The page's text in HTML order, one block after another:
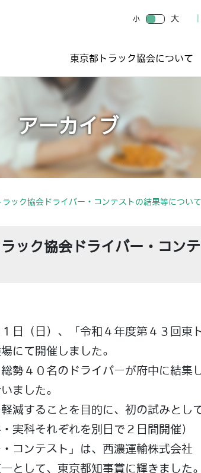
小 大
東京都トラック協会について
アーカイブ
ック協会ドライバー・コンテストの結果等について
ック協会ドライバー・コン
日（日）、「令和４年度第４３回東
にて開催しました。
勢４０名のドライバーが府中に結集
ました。
減することを目的に、初の試みとし
実科それぞれを別日で２日間開催）
コンテスト」は、西濃運輸株式会
として、東京都知事賞に輝きました